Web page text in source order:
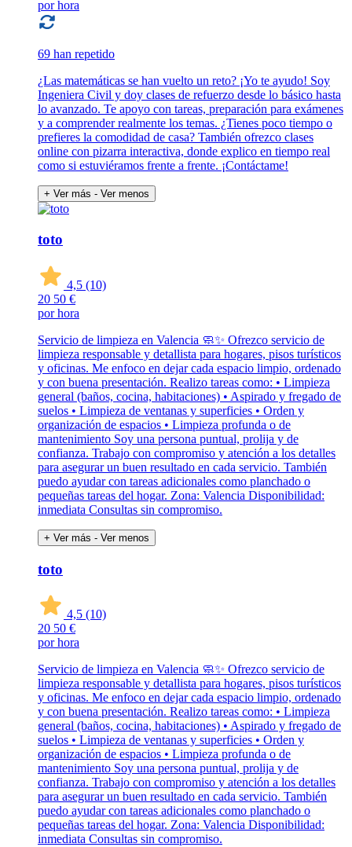
por hora
69 han repetido
¿Las matemáticas se han vuelto un reto? ¡Yo te ayudo! Soy
Ingeniera Civil y doy clases de refuerzo desde lo básico hasta
lo avanzado. Te apoyo con tareas, preparación para exámenes
y a comprender realmente los temas. ¿Tienes poco tiempo o
prefieres la comodidad de casa? También ofrezco clases
online con pizarra interactiva, donde explico en tiempo real
como si estuviéramos frente a frente. ¡Contáctame!
+ Ver más - Ver menos
toto
4,5 (10)
20 50 €
por hora
Servicio de limpieza en Valencia 🧼✨ Ofrezco servicio de
limpieza responsable y detallista para hogares, pisos turísticos
y oficinas. Me enfoco en dejar cada espacio limpio, ordenado
y con buena presentación. Realizo tareas como: • Limpieza
general (baños, cocina, habitaciones) • Aspirado y fregado de
suelos • Limpieza de ventanas y superficies • Orden y
organización de espacios • Limpieza profunda o de
mantenimiento Soy una persona puntual, prolija y de
confianza. Trabajo con compromiso y atención a los detalles
para asegurar un buen resultado en cada servicio. También
puedo ayudar con tareas adicionales como planchado o
pequeñas tareas del hogar. Zona: Valencia Disponibilidad:
inmediata Consultas sin compromiso.
+ Ver más - Ver menos
toto
4,5 (10)
20 50 €
por hora
Servicio de limpieza en Valencia 🧼✨ Ofrezco servicio de
limpieza responsable y detallista para hogares, pisos turísticos
y oficinas. Me enfoco en dejar cada espacio limpio, ordenado
y con buena presentación. Realizo tareas como: • Limpieza
general (baños, cocina, habitaciones) • Aspirado y fregado de
suelos • Limpieza de ventanas y superficies • Orden y
organización de espacios • Limpieza profunda o de
mantenimiento Soy una persona puntual, prolija y de
confianza. Trabajo con compromiso y atención a los detalles
para asegurar un buen resultado en cada servicio. También
puedo ayudar con tareas adicionales como planchado o
pequeñas tareas del hogar. Zona: Valencia Disponibilidad:
inmediata Consultas sin compromiso.